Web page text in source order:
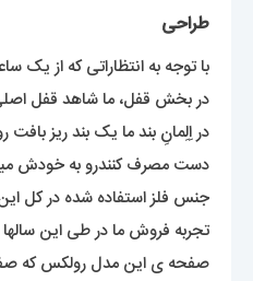
طراحی
با توجه به انتظاراتی که از
در بخش قفل، ما شاهد قفل
دست مصرف کنندرو به خودش
جنس فلز استفاده شده در کل
تجربه فروش ما در طی این
صفحه ی این مدل رولکس که